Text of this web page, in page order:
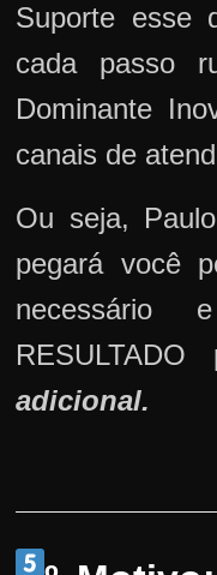
Suporte esse
cada passo
Dominante
canais de
Ou seja,
pegará você
RESULTADO
adicional.